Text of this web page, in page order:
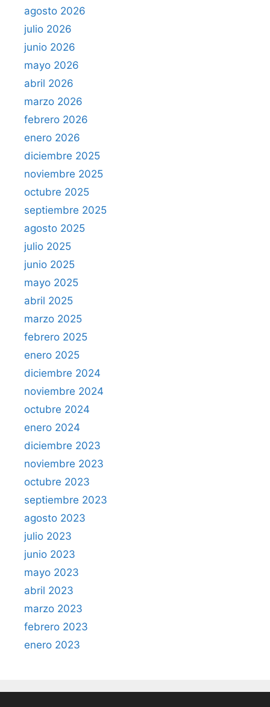
agosto 2026
julio 2026
junio 2026
mayo 2026
abril 2026
marzo 2026
febrero 2026
enero 2026
diciembre 2025
noviembre 2025
octubre 2025
septiembre 2025
agosto 2025
julio 2025
junio 2025
mayo 2025
abril 2025
marzo 2025
febrero 2025
enero 2025
diciembre 2024
noviembre 2024
octubre 2024
enero 2024
diciembre 2023
noviembre 2023
octubre 2023
septiembre 2023
agosto 2023
julio 2023
junio 2023
mayo 2023
abril 2023
marzo 2023
febrero 2023
enero 2023